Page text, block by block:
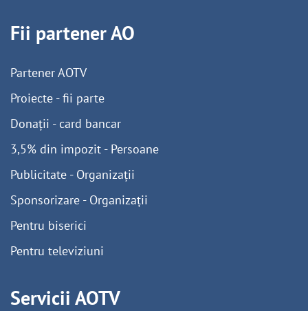
Fii partener AO
Partener AOTV
Proiecte - fii parte
Donații - card bancar
3,5% din impozit - Persoane
Publicitate - Organizații
Sponsorizare - Organizații
Pentru biserici
Pentru televiziuni
Servicii AOTV